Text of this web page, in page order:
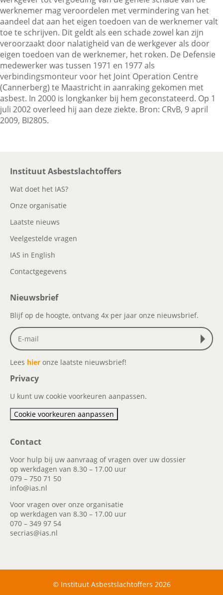
werknemer mag veroordelen met vermindering van het
aandeel dat aan het eigen toedoen van de werknemer valt
toe te schrijven. Dit geldt als een schade zowel kan zijn
veroorzaakt door nalatigheid van de werkgever als door
eigen toedoen van de werknemer, het roken. De Defensie
medewerker was tussen 1971 en 1977 als
verbindingsmonteur voor het Joint Operation Centre
(Cannerberg) te Maastricht in aanraking gekomen met
asbest. In 2000 is longkanker bij hem geconstateerd. Op 1
juli 2002 overleed hij aan deze ziekte. Bron: CRvB, 9 april
2009, BI2805.
Instituut Asbestslachtoffers
Wat doet het IAS?
Onze organisatie
Laatste nieuws
Veelgestelde vragen
IAS in English
Contactgegevens
Nieuwsbrief
Blijf op de hoogte, ontvang 4x per jaar onze nieuwsbrief.
Lees hier onze laatste nieuwsbrief!
Privacy
U kunt uw cookie voorkeuren aanpassen.
Cookie voorkeuren aanpassen
Contact
Voor hulp bij uw aanvraag of vragen over uw dossier
op werkdagen van 8.30 – 17.00 uur
079 – 750 71 50
info@ias.nl
Voor vragen over onze organisatie
op werkdagen van 8.30 – 17.00 uur
070 – 349 97 54
secrias@ias.nl
© Instituut Asbestslachtoffers 2026